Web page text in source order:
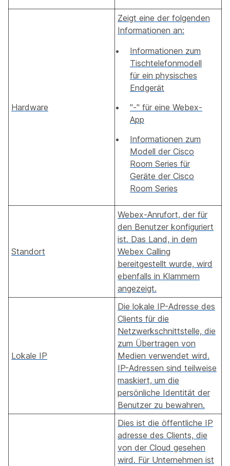
Hardware
Zeigt eine der folgenden
Informationen an:
Informationen zum
Tischtelefonmodell
für ein physisches
Endgerät
"-" für eine Webex-
App
Informationen zum
Modell der Cisco
Room Series für
Geräte der Cisco
Room Series
Standort
Webex-Anrufort, der für
den Benutzer konfiguriert
ist. Das Land, in dem
Webex Calling
bereitgestellt wurde, wird
ebenfalls in Klammern
angezeigt.
Lokale IP
Die lokale IP-Adresse des
Clients für die
Netzwerkschnittstelle, die
zum Übertragen von
Medien verwendet wird.
IP-Adressen sind teilweise
maskiert, um die
persönliche Identität der
Benutzer zu bewahren.
Dies ist die öffentliche IP
adresse des Clients, die
von der Cloud gesehen
wird. Für Unternehmen ist